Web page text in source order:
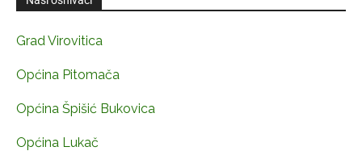
Grad Virovitica
Općina Pitomača
Općina Špišić Bukovica
Općina Lukač